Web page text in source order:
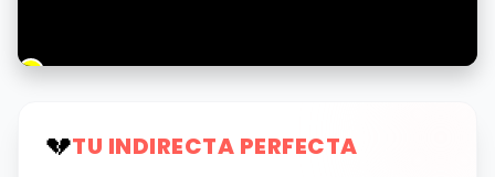
💔TU INDIRECTA PERFECTA